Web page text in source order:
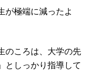
極端に減ったよ
のころは、大学の先
としっかり指導して